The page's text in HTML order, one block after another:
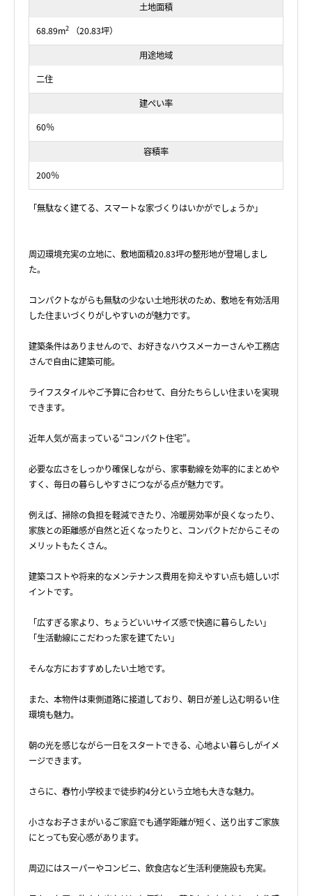
土地面積
68.89m2
（20.83坪）
用途地域
二住
建ぺい率
60％
容積率
200％
「無駄なく建てる、スマートな家づくりはいかがでしょうか」
周辺環境充実の立地に、敷地面積20.83坪の整形地が登場しまし
た。
コンパクトながらも無駄の少ない土地形状のため、敷地を有効活用
した住まいづくりがしやすいのが魅力です。
建築条件はありませんので、お好きなハウスメーカーさんや工務店
さんで自由に建築可能。
ライフスタイルやご予算に合わせて、自分たちらしい住まいを実現
できます。
近年人気が高まっている“コンパクト住宅”。
必要な広さをしっかり確保しながら、家事動線を効率的にまとめや
すく、毎日の暮らしやすさにつながる点が魅力です。
例えば、掃除の負担を軽減できたり、冷暖房効率が良くなったり、
家族との距離感が自然と近くなったりと、コンパクトだからこその
メリットもたくさん。
建築コストや将来的なメンテナンス費用を抑えやすい点も嬉しいポ
イントです。
「広すぎる家より、ちょうどいいサイズ感で快適に暮らしたい」
「生活動線にこだわった家を建てたい」
そんな方におすすめしたい土地です。
また、本物件は東側道路に接道しており、朝日が差し込む明るい住
環境も魅力。
朝の光を感じながら一日をスタートできる、心地よい暮らしがイメ
ージできます。
さらに、春竹小学校まで徒歩約4分という立地も大きな魅力。
小さなお子さまがいるご家庭でも通学距離が短く、送り出すご家族
にとっても安心感があります。
周辺にはスーパーやコンビニ、飲食店など生活利便施設も充実。